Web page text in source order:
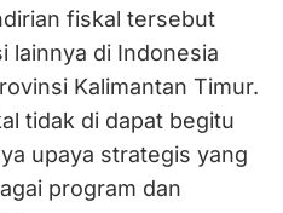
fiskal tersebut
lainnya di Indonesia
Kalimantan Timur.
tidak di dapat begitu
upaya strategis yang
program dan